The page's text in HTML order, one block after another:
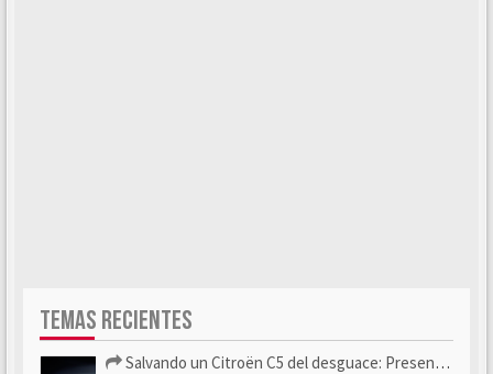
TEMAS RECIENTES
Salvando un Citroën C5 del desguace: Presentación y seguimiento